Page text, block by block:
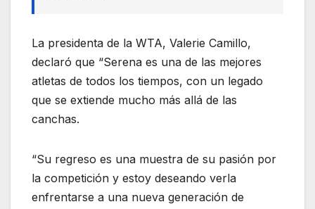
La presidenta de la WTA, Valerie Camillo,
declaró que “Serena es una de las mejores
atletas de todos los tiempos, con un legado
que se extiende mucho más allá de las
canchas.
“Su regreso es una muestra de su pasión por
la competición y estoy deseando verla
enfrentarse a una nueva generación de